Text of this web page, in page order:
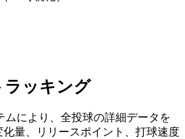
ラッキング
ムにより、全投球の詳細データを
量、リリースポイント、打球速度